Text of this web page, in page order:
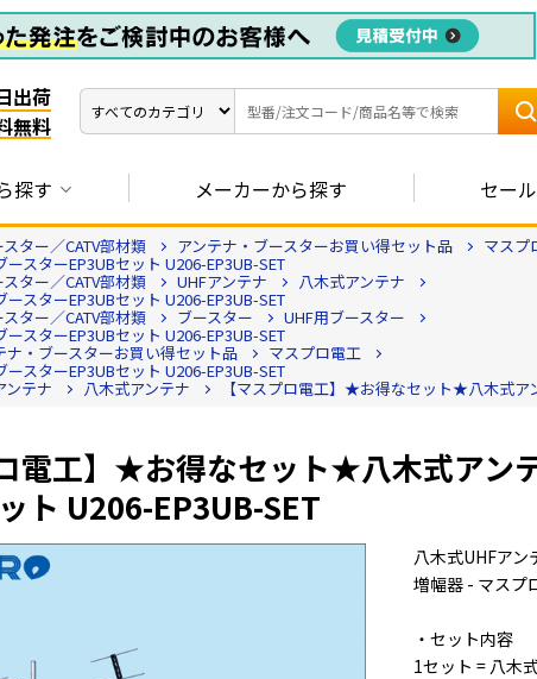
出荷
無料
探す メーカーから探す セー
ター／CATV部材類 アンテナ・ブースターお買い得セット品 マスプ
スターEP3UBセット U206-EP3UB-SET
ター／CATV部材類 UHFアンテナ 八木式アンテナ
スターEP3UBセット U206-EP3UB-SET
ター／CATV部材類 ブースター UHF用ブースター
スターEP3UBセット U206-EP3UB-SET
ナ・ブースターお買い得セット品 マスプロ電工
スターEP3UBセット U206-EP3UB-SET
ンテナ 八木式アンテナ 【マスプロ電工】★お得なセット★八木式ア
ロ電工】★お得なセット★八木式アン
ト U206-EP3UB-SET
八木式UHFア
増幅器 - マスプ
・セット内容
1セット = 八木